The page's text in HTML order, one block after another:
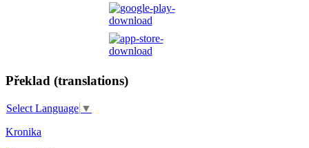
Překlad (translations)
Select Language ▼
Kronika